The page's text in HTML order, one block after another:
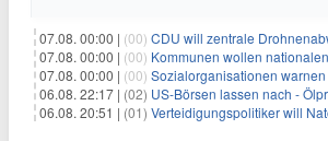
07.08. 00:00 | (00) CDU will zentrale Drohnenabwehr
07.08. 00:00 | (00) Kommunen wollen nationalen
07.08. 00:00 | (00) Sozialorganisationen warnen vor
06.08. 22:17 | (02) US-Börsen lassen nach -
06.08. 20:51 | (01) Verteidigungspolitiker will Nato-